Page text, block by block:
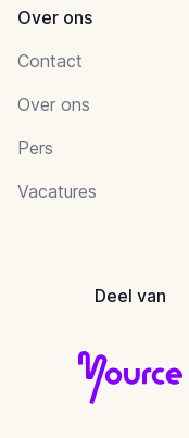
Over ons
Contact
Over ons
Pers
Vacatures
Deel van